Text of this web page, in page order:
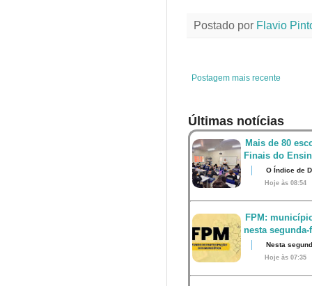
b
e
s
Postado por Flavio
Postagem mais recente
Últimas notícias
Mais de 80
Finais do
O Índice de
Hoje às 08:54
FPM:
nesta segunda-
Nesta
Hoje às 07:35